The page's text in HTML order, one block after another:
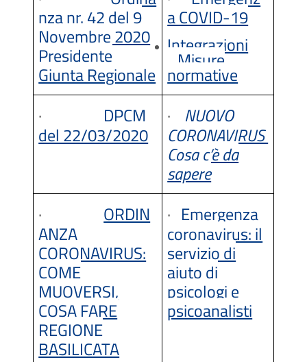
nza nr. 42 del 9
Novembre 2020
Presidente
Giunta Regionale
a COVID-19
Integrazioni
Misure
normative
·
DPCM
del 22/03/2020
·
NUOVO
CORONAVIRUS
Cosa c’è da
sapere
·
ORDIN
ANZA
CORONAVIRUS:
COME
MUOVERSI,
COSA FARE
REGIONE
BASILICATA
· Emergenza
coronavirus: il
servizio di
aiuto di
psicologi e
psicoanalisti